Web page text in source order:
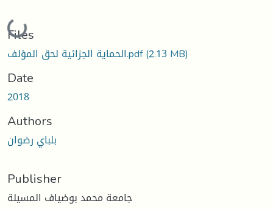
Loading...
Files
الحماية الجزائية لحق المؤلف.pdf(2.13 MB)
Date
2018
Authors
بلباي رضوان
Publisher
جامعة محمد بوضياف المسيلة